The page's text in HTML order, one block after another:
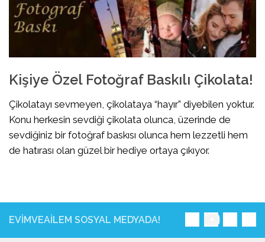
Kişiye Özel Fotoğraf Baskılı Çikolata!
Çikolatayı sevmeyen, çikolataya “hayır” diyebilen yoktur.
Konu herkesin sevdiği çikolata olunca, üzerinde de
sevdiğiniz bir fotoğraf baskısı olunca hem lezzetli hem
de hatırası olan güzel bir hediye ortaya çıkıyor.
EVIMVEAILEM SOSYAL MEDYADA!